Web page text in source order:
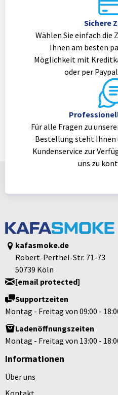
Sichere
Wählen Sie einfach die
Ihnen am besten
Möglichkeit mit
oder per
Für alle Fragen zu
Bestellung steht
Kundenservice zur
uns zu
kafasmoke.de
Robert-Perthel-Str. 71-73
50739 Köln
[email protected]
Supportzeiten
Montag - Freitag von 09:00 -
Ladenöffnungszeiten
Montag - Freitag von 13:00 -
Informationen
Über uns
Kontakt